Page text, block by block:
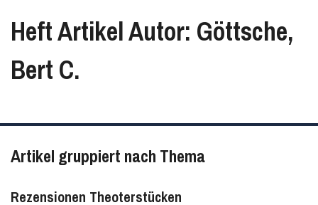
Heft Artikel Autor: Göttsche,
Bert C.
Artikel gruppiert nach Thema
Rezensionen Theoterstücken